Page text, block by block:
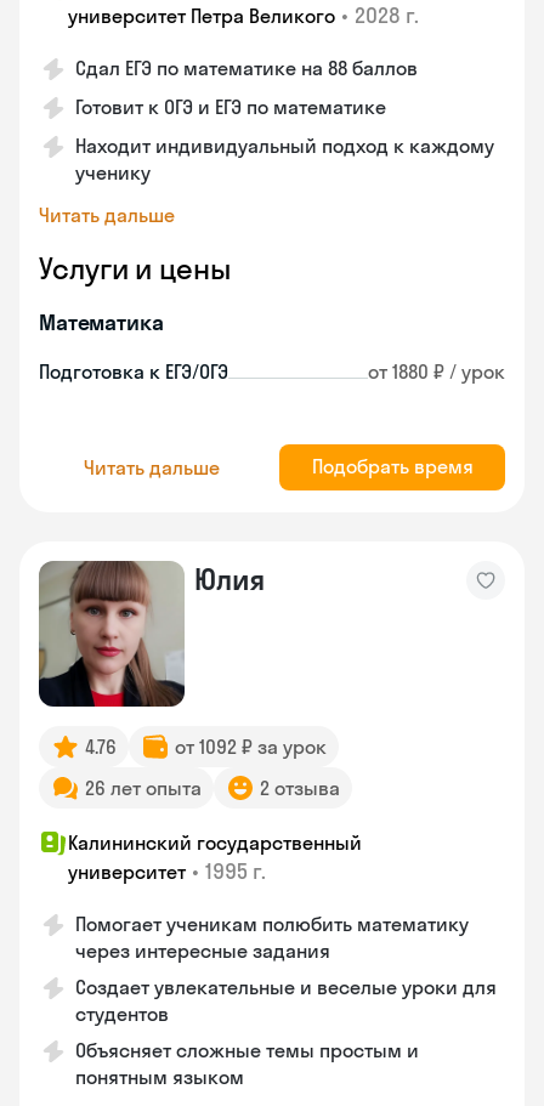
университет Петра Великого • 2028 г.
Сдал ЕГЭ по математике на 88 баллов
Готовит к ОГЭ и ЕГЭ по математике
Находит индивидуальный подход к каждому
ученику
Читать дальше
Услуги и цены
Математика
Подготовка к ЕГЭ/ОГЭ от 1880 ₽ / урок
Читать дальше Подобрать время
Юлия
4.76
от 1092 ₽ за урок
26 лет опыта
2 отзыва
Калининский государственный
университет • 1995 г.
Помогает ученикам полюбить математику
через интересные задания
Создает увлекательные и веселые уроки для
студентов
Объясняет сложные темы простым и
понятным языком